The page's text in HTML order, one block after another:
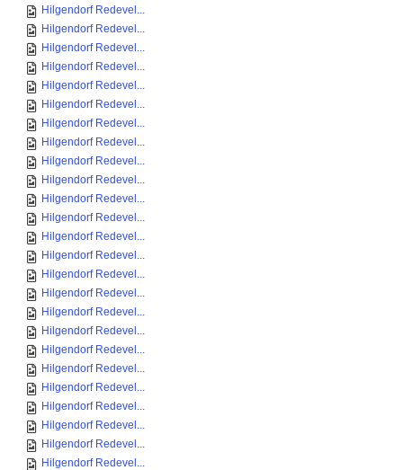
Hilgendorf Redevel...
Hilgendorf Redevel...
Hilgendorf Redevel...
Hilgendorf Redevel...
Hilgendorf Redevel...
Hilgendorf Redevel...
Hilgendorf Redevel...
Hilgendorf Redevel...
Hilgendorf Redevel...
Hilgendorf Redevel...
Hilgendorf Redevel...
Hilgendorf Redevel...
Hilgendorf Redevel...
Hilgendorf Redevel...
Hilgendorf Redevel...
Hilgendorf Redevel...
Hilgendorf Redevel...
Hilgendorf Redevel...
Hilgendorf Redevel...
Hilgendorf Redevel...
Hilgendorf Redevel...
Hilgendorf Redevel...
Hilgendorf Redevel...
Hilgendorf Redevel...
Hilgendorf Redevel...